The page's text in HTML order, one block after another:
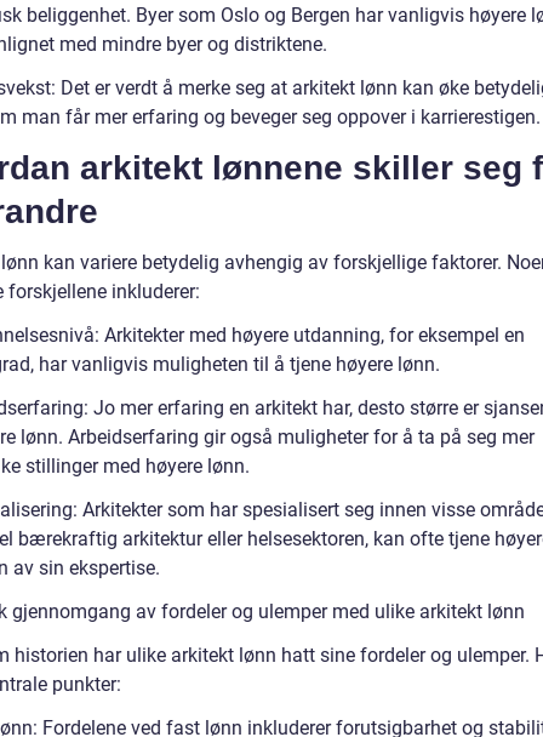
beliggenhet. Byer som Oslo og Bergen har vanligvis høyere
med mindre byer og distriktene.
Det er verdt å merke seg at arkitekt lønn kan øke
man får mer erfaring og beveger seg oppover i karrierestigen.
arkitekt lønnene skiller seg
kan variere betydelig avhengig av forskjellige faktorer.
forskjellene inkluderer:
Arkitekter med høyere utdanning, for eksempel en
har vanligvis muligheten til å tjene høyere lønn.
Jo mer erfaring en arkitekt har, desto større er
lønn. Arbeidserfaring gir også muligheter for å ta på seg mer
stillinger med høyere lønn.
Arkitekter som har spesialisert seg innen visse
bærekraftig arkitektur eller helsesektoren, kan ofte tjene
av sin ekspertise.
gjennomgang av fordeler og ulemper med ulike arkitekt lønn
historien har ulike arkitekt lønn hatt sine fordeler og ulemper.
punkter:
Fordelene ved fast lønn inkluderer forutsigbarhet og